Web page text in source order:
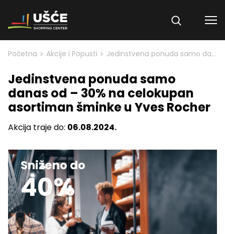
Skip to content
Početna > Akcije i Popusti > Jedinstvena ponuda samo danas od – 30% na celokupan asortiman šminke u Yves Rocher
Jedinstvena ponuda samo
danas od – 30% na celokupan
asortiman šminke u Yves Rocher
Akcija traje do: 06.08.2024.
Sniženo do
40%